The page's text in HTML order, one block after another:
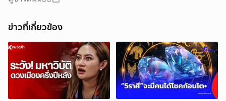
ข่าวที่เกี่ยวข้อง